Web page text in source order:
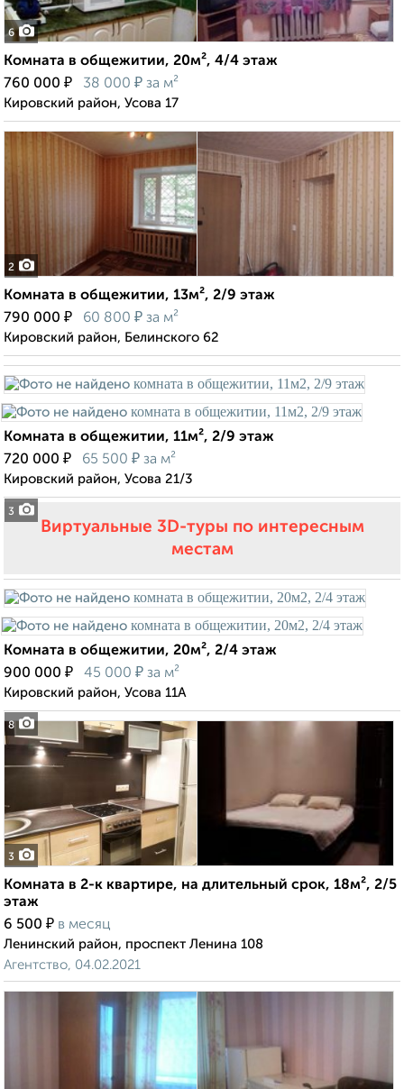
6
Комната в общежитии, 20м², 4/4 этаж
760 000 ₽ 38 000 ₽ за м²
Кировский район, Усова 17
2
Комната в общежитии, 13м², 2/9 этаж
790 000 ₽ 60 800 ₽ за м²
Кировский район, Белинского 62
3
Комната в общежитии, 11м², 2/9 этаж
720 000 ₽ 65 500 ₽ за м²
Кировский район, Усова 21/3
Виртуальные 3D-туры по интересным
местам
8
Комната в общежитии, 20м², 2/4 этаж
900 000 ₽ 45 000 ₽ за м²
Кировский район, Усова 11А
3
Комната в 2-к квартире, на длительный срок, 18м², 2/5
этаж
6 500 ₽ в месяц
Ленинский район, проспект Ленина 108
Агентство, 04.02.2021